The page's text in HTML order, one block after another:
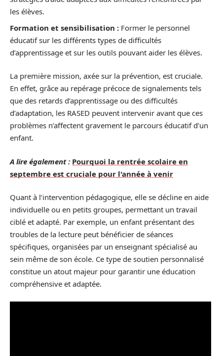
les élèves.
Formation et sensibilisation : Former le personnel
éducatif sur les différents types de difficultés
d’apprentissage et sur les outils pouvant aider les élèves.
La première mission, axée sur la prévention, est cruciale.
En effet, grâce au repérage précoce de signalements tels
que des retards d’apprentissage ou des difficultés
d’adaptation, les RASED peuvent intervenir avant que ces
problèmes n’affectent gravement le parcours éducatif d’un
enfant.
A lire également : Pourquoi la rentrée scolaire en
septembre est cruciale pour l'année à venir
Quant à l’intervention pédagogique, elle se décline en aide
individuelle ou en petits groupes, permettant un travail
ciblé et adapté. Par exemple, un enfant présentant des
troubles de la lecture peut bénéficier de séances
spécifiques, organisées par un enseignant spécialisé au
sein même de son école. Ce type de soutien personnalisé
constitue un atout majeur pour garantir une éducation
compréhensive et adaptée.